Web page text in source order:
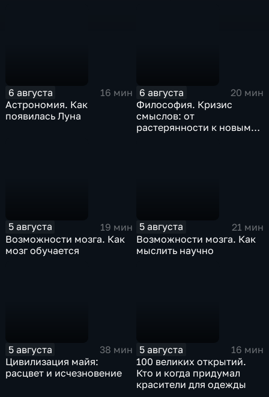
6 августа
16 мин
Астрономия. Как
появилась Луна
6 августа
20 мин
Философия. Кризис
смыслов: от
растерянности к новым
5 августа
19 мин
Возможности мозга. Как
мозг обучается
5 августа
21 мин
Возможности мозга. Как
мыслить научно
5 августа
38 мин
Цивилизация майя:
расцвет и исчезновение
5 августа
16 мин
100 великих открытий.
Кто и когда придумал
красители для одежды